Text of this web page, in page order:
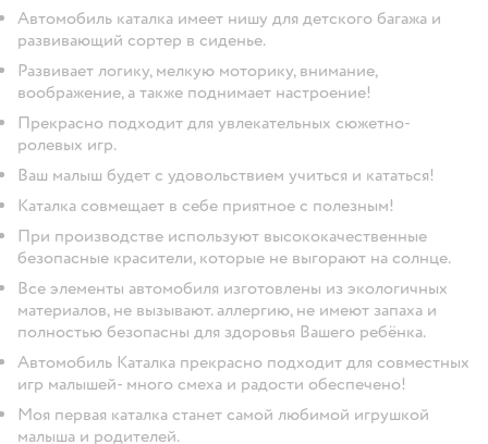
Автомобиль каталка имеет нишу для детского багажа и
развивающий сортер в сиденье.
Развивает логику, мелкую моторику, внимание,
воображение, а также поднимает настроение!
Прекрасно подходит для увлекательных сюжетно-
ролевых игр.
Ваш малыш будет с удовольствием учиться и кататься!
Каталка совмещает в себе приятное с полезным!
При производстве используют высококачественные
безопасные красители, которые не выгорают на солнце.
Все элементы автомобиля изготовлены из экологичных
материалов, не вызывают. аллергию, не имеют запаха и
полностью безопасны для здоровья Вашего ребёнка.
Автомобиль Каталка прекрасно подходит для совместных
игр малышей- много смеха и радости обеспечено!
Моя первая каталка станет самой любимой игрушкой
малыша и родителей.